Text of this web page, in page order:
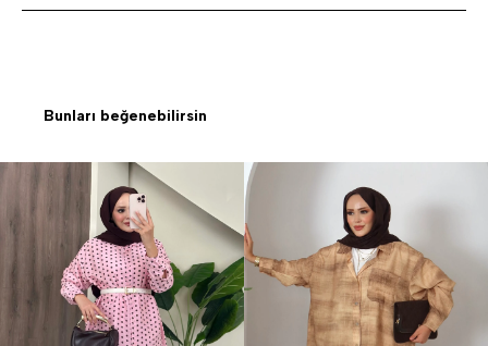
Bunları beğenebilirsin